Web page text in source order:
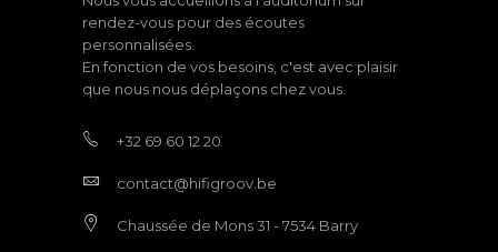
rendez-vous pour des écoutes
personnalisées.
En fonction de vos besoins, c'est avec plaisir
que nous nous déplaçons chez vous.
+32 69 60 12 20
contact@hifigroov.be
Chaussée de Mons 31 - 7534 Barry